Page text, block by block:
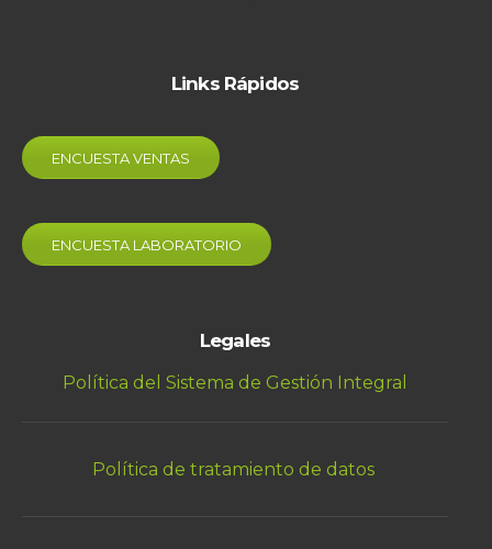
Links Rápidos
ENCUESTA VENTAS
ENCUESTA LABORATORIO
Legales
Política del Sistema de Gestión Integral
Política de tratamiento de datos